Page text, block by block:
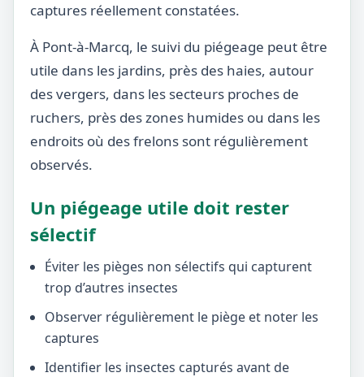
captures réellement constatées.
À Pont-à-Marcq, le suivi du piégeage peut être
utile dans les jardins, près des haies, autour
des vergers, dans les secteurs proches de
ruchers, près des zones humides ou dans les
endroits où des frelons sont régulièrement
observés.
Un piégeage utile doit rester
sélectif
Éviter les pièges non sélectifs qui capturent
trop d’autres insectes
Observer régulièrement le piège et noter les
captures
Identifier les insectes capturés avant de